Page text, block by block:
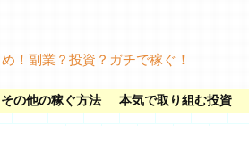
！副業？投資？ガチで稼ぐ！
その他の稼ぐ方法 本気で取り組む投資